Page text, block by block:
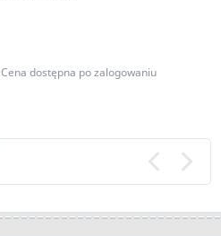
Cena dostępna po zalogowaniu